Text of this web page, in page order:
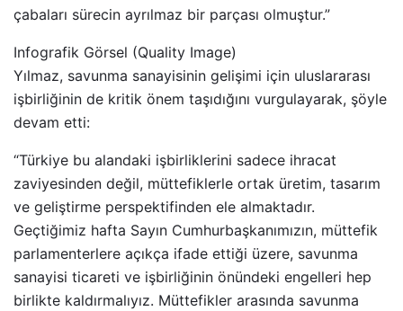
çabaları sürecin ayrılmaz bir parçası olmuştur.”
Infografik Görsel (Quality Image)
Yılmaz, savunma sanayisinin gelişimi için uluslararası
işbirliğinin de kritik önem taşıdığını vurgulayarak, şöyle
devam etti:
“Türkiye bu alandaki işbirliklerini sadece ihracat
zaviyesinden değil, müttefiklerle ortak üretim, tasarım
ve geliştirme perspektifinden ele almaktadır.
Geçtiğimiz hafta Sayın Cumhurbaşkanımızın, müttefik
parlamenterlere açıkça ifade ettiği üzere, savunma
sanayisi ticareti ve işbirliğinin önündeki engelleri hep
birlikte kaldırmalıyız. Müttefikler arasında savunma